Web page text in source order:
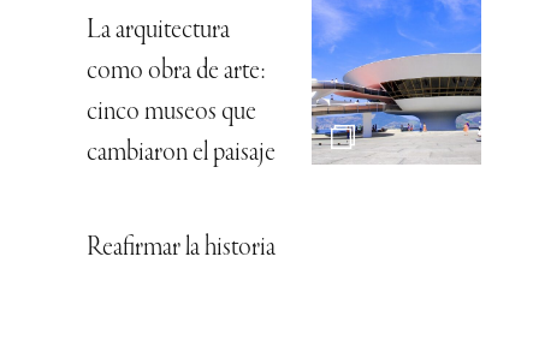
La arquitectura
como obra de arte:
cinco museos que
cambiaron el paisaje
Reafirmar la historia